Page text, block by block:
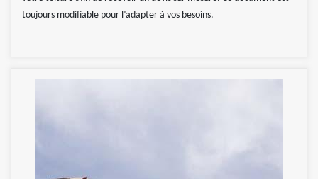
toujours modifiable pour l’adapter à vos besoins.